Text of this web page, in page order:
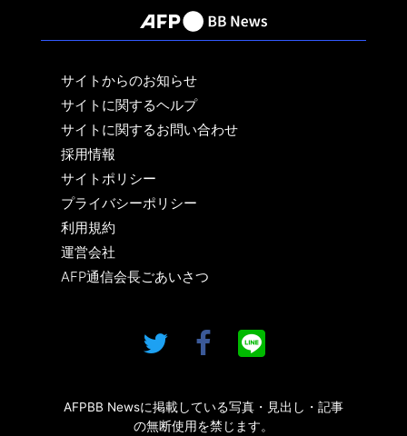
サイトからのお知らせ
サイトに関するヘルプ
サイトに関するお問い合わせ
採用情報
サイトポリシー
プライバシーポリシー
利用規約
運営会社
AFP通信会長ごあいさつ
AFPBB Newsに掲載している写真・見出し・記事
の無断使用を禁じます。